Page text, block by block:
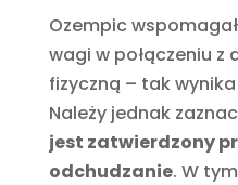
Ozempic
wagi w połączeniu
fizyczną – tak
Należy jednak
jest zatwierdzony
odchudzanie. W